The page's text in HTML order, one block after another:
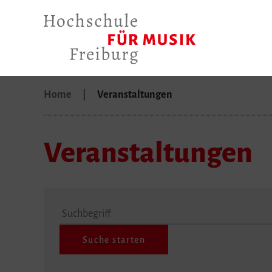
Home Veranstaltungen
Veranstaltungen
Suchbegriff